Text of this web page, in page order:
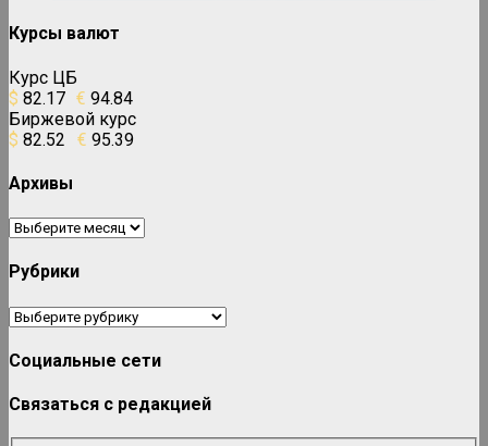
Курсы валют
Курс ЦБ
$ 82.17 € 94.84
Биржевой курс
$ 82.52 € 95.39
Архивы
Архивы
Рубрики
Рубрики
Социальные сети
Связаться с редакцией